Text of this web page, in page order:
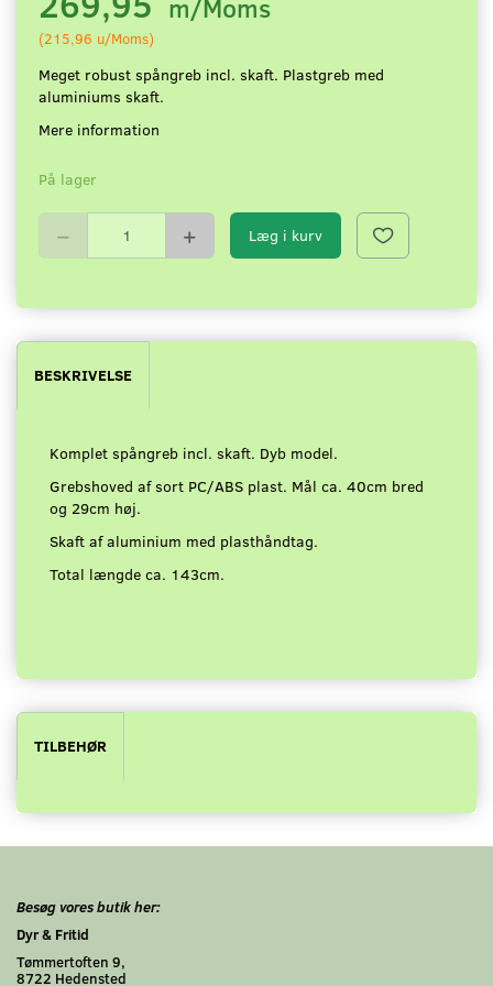
m/Moms
(215,96 u/Moms)
Meget robust spångreb incl. skaft. Plastgreb med
aluminiums skaft.
Mere information
På lager
Læg i kurv
BESKRIVELSE
Komplet spångreb incl. skaft. Dyb model.
Grebshoved af sort PC/ABS plast. Mål ca. 40cm bred
og 29cm høj.
Skaft af aluminium med plasthåndtag.
Total længde ca. 143cm.
TILBEHØR
Besøg vores butik her:
Dyr & Fritid
Tømmertoften 9,
8722 Hedensted